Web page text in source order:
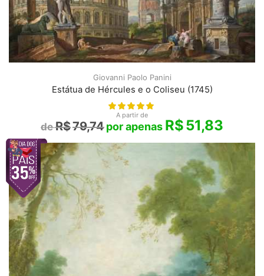
Giovanni Paolo Panini
Estátua de Hércules e o Coliseu (1745)
A partir de
R$79,74 R$51,83